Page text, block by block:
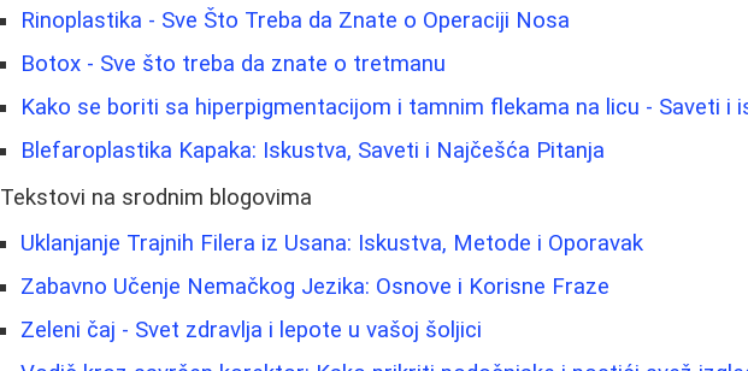
Rinoplastika - Sve Što Treba da Znate o Operaciji Nosa
Botox - Sve što treba da znate o tretmanu
Kako se boriti sa hiperpigmentacijom i tamnim flekama na licu - Saveti i
Blefaroplastika Kapaka: Iskustva, Saveti i Najčešća Pitanja
Tekstovi na srodnim blogovima
Uklanjanje Trajnih Filera iz Usana: Iskustva, Metode i Oporavak
Zabavno Učenje Nemačkog Jezika: Osnove i Korisne Fraze
Zeleni čaj - Svet zdravlja i lepote u vašoj šoljici